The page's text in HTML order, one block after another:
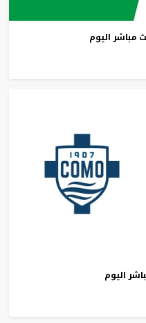
مباشر اليوم
اليوم